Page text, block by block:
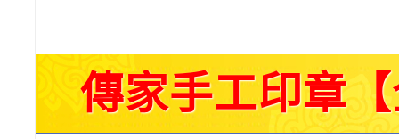
傳家手工印章